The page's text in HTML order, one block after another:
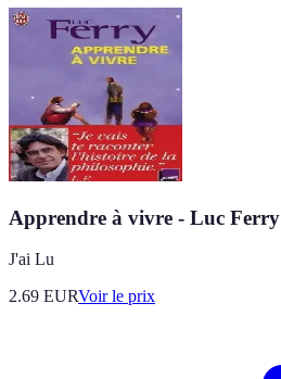
Apprendre à vivre - Luc Ferry
J'ai Lu
2.69 EURVoir le prix